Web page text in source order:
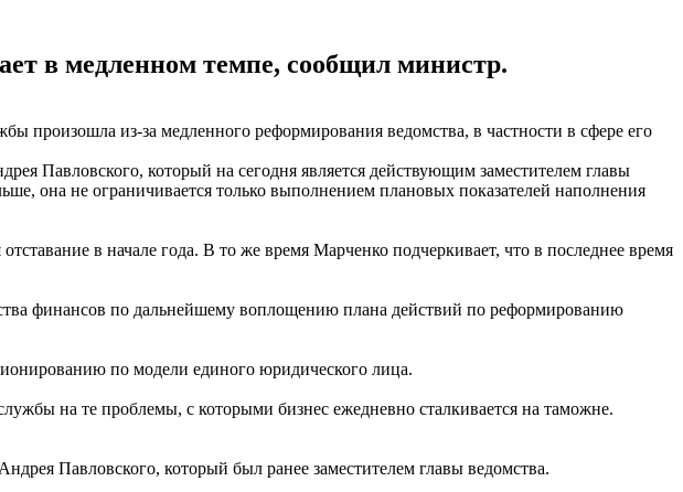
в медленном темпе, сообщил министр.
произошла из-за медленного реформирования ведомства, в частности в сфере его
Павловского, который на сегодня является действующим заместителем главы
она не ограничивается только выполнением плановых показателей наполнения
в начале года. В то же время Марченко подчеркивает, что в последнее время
финансов по дальнейшему воплощению плана действий по реформированию
по модели единого юридического лица.
на те проблемы, с которыми бизнес ежедневно сталкивается на таможне.
Павловского, который был ранее заместителем главы ведомства.